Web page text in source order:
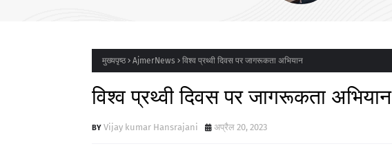
मुख्यपृष्ठ AjmerNews विश्व प्रथ्वी दिवस पर जागरूकता अभियान
विश्व प्रथ्वी दिवस पर जागरूकता अभियान
Vijay kumar Hansrajani अप्रैल 20, 2023